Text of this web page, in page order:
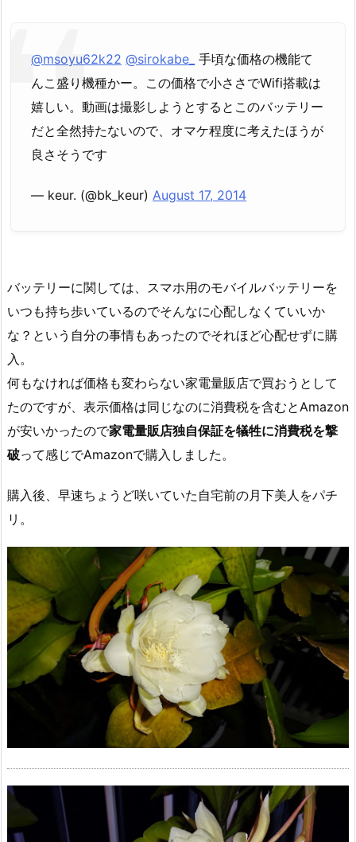
@msoyu62k22 @sirokabe_ 手頃な価格の機能て
んこ盛り機種かー。この価格で小ささでWifi搭載は
嬉しい。動画は撮影しようとするとこのバッテリー
だと全然持たないので、オマケ程度に考えたほうが
良さそうです
— keur. (@bk_keur) August 17, 2014
バッテリーに関しては、スマホ用のモバイルバッテリーを
いつも持ち歩いているのでそんなに心配しなくていいか
な？という自分の事情もあったのでそれほど心配せずに購
入。
何もなければ価格も変わらない家電量販店で買おうとして
たのですが、表示価格は同じなのに消費税を含むとAmazon
が安いかったので家電量販店独自保証を犠牲に消費税を撃
破って感じでAmazonで購入しました。
購入後、早速ちょうど咲いていた自宅前の月下美人をパチ
リ。